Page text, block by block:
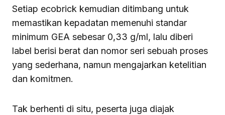
Setiap ecobrick kemudian ditimbang untuk
memastikan kepadatan memenuhi standar
minimum GEA sebesar 0,33 g/ml, lalu diberi
label berisi berat dan nomor seri sebuah proses
yang sederhana, namun mengajarkan ketelitian
dan komitmen.
Tak berhenti di situ, peserta juga diajak